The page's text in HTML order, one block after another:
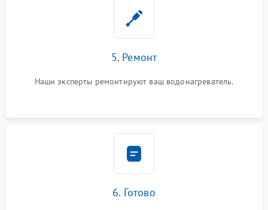
5. Ремонт
Наши эксперты ремонтируют ваш водонагреватель.
6. Готово